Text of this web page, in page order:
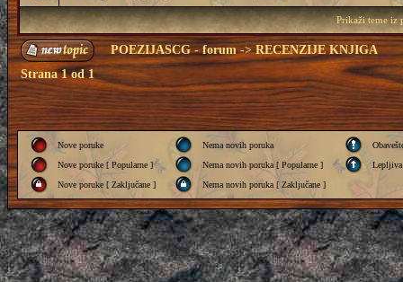
Prikaži teme iz
POEZIJASCG - forum->RECENZIJE KNJIGA
Strana1od1
Nove poruke Nema novih poruka
Nove poruke [ Popularne ]
Nema novih poruka [ Popularne ]
Lepljiva
Nove poruke [ Zaključane ]
Nema novih poruka [ Zaključane ]